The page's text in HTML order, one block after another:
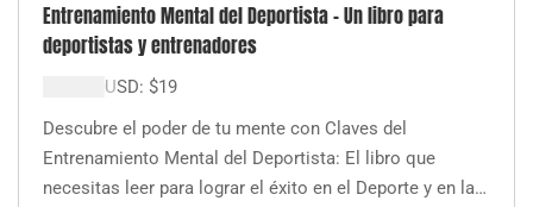
Entrenamiento Mental del Deportista – Un libro para
deportistas y entrenadores
USD: $19
Descubre el poder de tu mente con Claves del
Entrenamiento Mental del Deportista: El libro que
necesitas leer para lograr el éxito en el Deporte y en la